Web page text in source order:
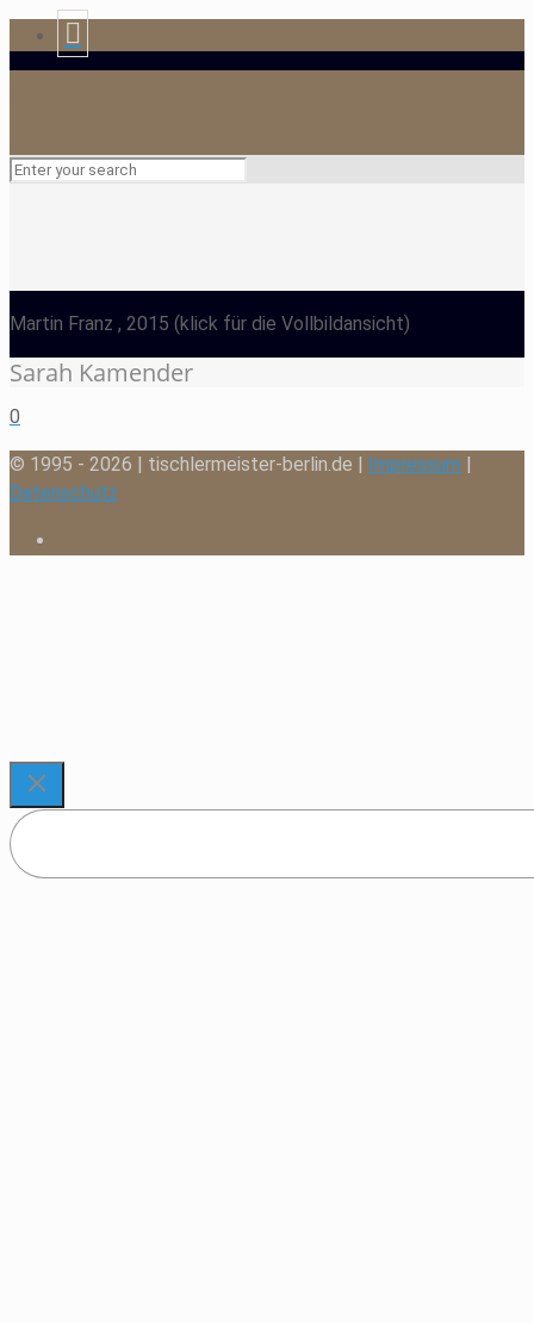
Martin Franz , 2015 (klick für die Vollbildansicht)
Sarah Kamender
0
© 1995 - 2026 | tischlermeister-berlin.de | Impressum
Datenschutz